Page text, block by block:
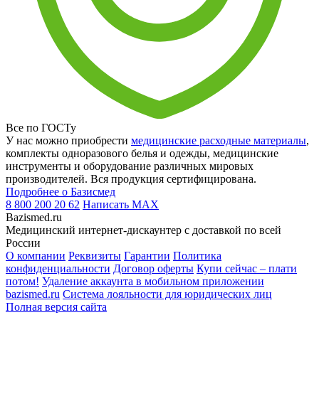
Все по ГОСТу
У нас можно приобрести медицинские расходные материалы,
комплекты одноразового белья и одежды, медицинские
инструменты и оборудование различных мировых
производителей. Вся продукция сертифицирована.
Подробнее о Базисмед
8 800 200 20 62 Написать MAX
Bazismed.ru
Медицинский интернет-дискаунтер с доставкой по всей
России
О компании Реквизиты Гарантии Политика
конфиденциальности Договор оферты Купи сейчас – плати
потом! Удаление аккаунта в мобильном приложении
bazismed.ru Система лояльности для юридических лиц
Полная версия сайта